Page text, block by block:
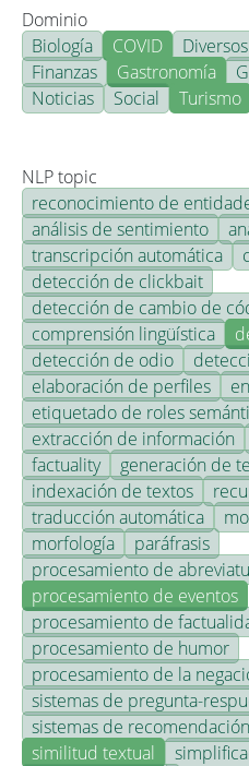
Dominio
Biología
COVID Diversos
Finanzas
Gastronomía
Noticias
Social Turismo
NLP topic
reconocimiento de
análisis de sentimiento
transcripción automática
detección de clickbait
detección de cambio de
comprensión lingüística
detección de odio
elaboración de perfiles
etiquetado de roles
extracción de información
factuality
generación de
indexación de textos
traducción automática
morfología
paráfrasis
procesamiento de
procesamiento de eventos
procesamiento de
procesamiento de humor
procesamiento de la
sistemas de pregunta-
sistemas de recomendación
similitud textual